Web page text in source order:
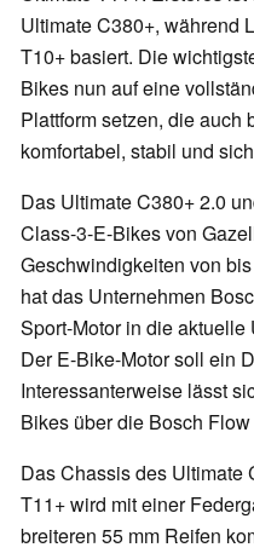
Ultimate C380+, während
T10+ basiert. Die
Bikes nun auf eine
Plattform setzen, die auch
komfortabel, stabil und
Das Ultimate C380+ 2.0
Class-3-E-Bikes von
Geschwindigkeiten von
hat das Unternehmen
Sport-Motor in die aktuelle
Der E-Bike-Motor soll ein
Interessanterweise lässt
Bikes über die Bosch
Das Chassis des Ultimate
T11+ wird mit einer
breiteren 55 mm Reifen